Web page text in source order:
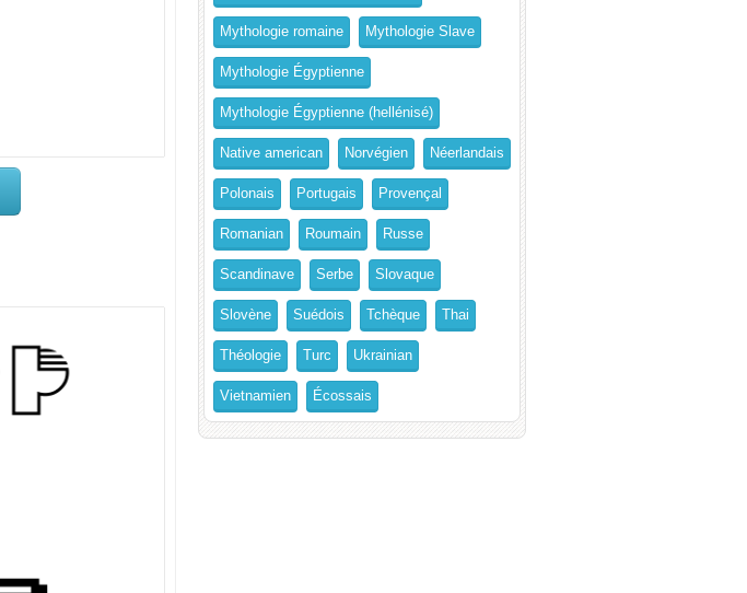
Mythologie romaine Mythologie Slave
Mythologie Égyptienne
Mythologie Égyptienne (hellénisé)
Native american Norvégien Néerlandais
Polonais Portugais Provençal
Romanian Roumain Russe
Scandinave Serbe Slovaque
Slovène Suédois Tchèque Thai
Théologie Turc Ukrainian
Vietnamien Écossais